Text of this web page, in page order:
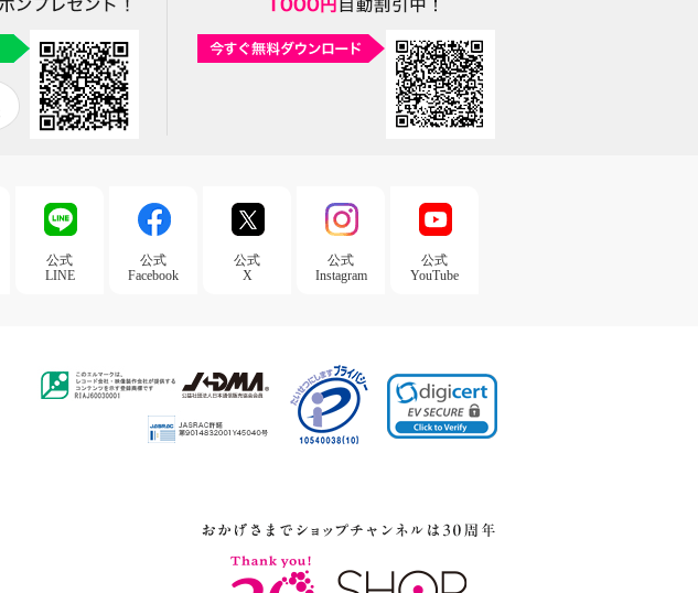
公式
LINE
公式
Facebook
公式
X
公式
Instagram
公式
YouTube